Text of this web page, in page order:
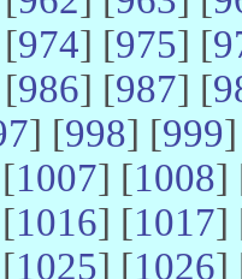
974] [975] [
986] [987] [
] [998] [999
1007] [1008]
1016] [1017]
1025] [1026]